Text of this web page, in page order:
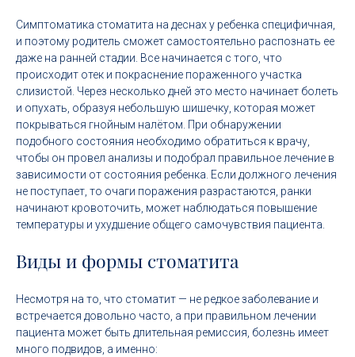
Симптоматика стоматита на деснах у ребенка специфичная,
и поэтому родитель сможет самостоятельно распознать ее
даже на ранней стадии. Все начинается с того, что
происходит отек и покраснение пораженного участка
слизистой. Через несколько дней это место начинает болеть
и опухать, образуя небольшую шишечку, которая может
покрываться гнойным налётом. При обнаружении
подобного состояния необходимо обратиться к врачу,
чтобы он провел анализы и подобрал правильное лечение в
зависимости от состояния ребенка. Если должного лечения
не поступает, то очаги поражения разрастаются, ранки
начинают кровоточить, может наблюдаться повышение
температуры и ухудшение общего самочувствия пациента.
Виды и формы стоматита
Несмотря на то, что стоматит — не редкое заболевание и
встречается довольно часто, а при правильном лечении
пациента может быть длительная ремиссия, болезнь имеет
много подвидов, а именно: